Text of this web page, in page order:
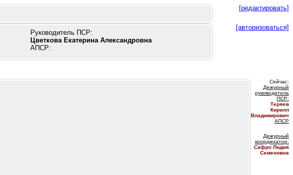
[редактировать]
Руководитель ПСР:
Цветкова Екатерина Александровна
АПСР:
[авторизоваться]
Сейчас:
Дежурный
руководитель
ПСР:
Теряев
Кирилл
Владимирович
АПСР
Дежурный
координатор:
Сафро Лидия
Семеновна